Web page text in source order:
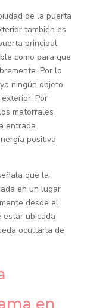
de la puerta
también es
principal
como para que
Por lo
ningún objeto
Por
matorrales
entrada
positiva
que la
en un lugar
desde el
estar ubicada
ocultarla de
en